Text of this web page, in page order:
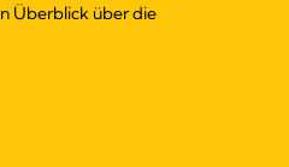
Überblick über die